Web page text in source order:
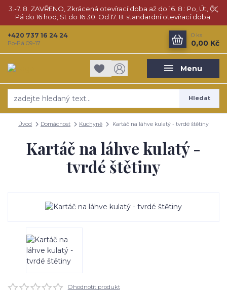
3.-7. 8. ZAVŘENO, Zkrácená otevírací doba až do 16. 8.: Po, Út, Čt,
Pá do 16 hod, St do 16:30. Od 17. 8. standardní otevírací doba.
Menu
Hledat
+420 737 16 24 24
Po-Pá 09-17
0 ks
0,00 Kč
Úvod Domácnost Kuchyně Kartáč na láhve kulatý - tvrdé štětiny
Kartáč na láhve kulatý -
tvrdé štětiny
Ohodnotit produkt